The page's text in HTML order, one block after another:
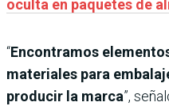
oculta en paquetes de
“Encontramos
materiales para
producir la marca”,